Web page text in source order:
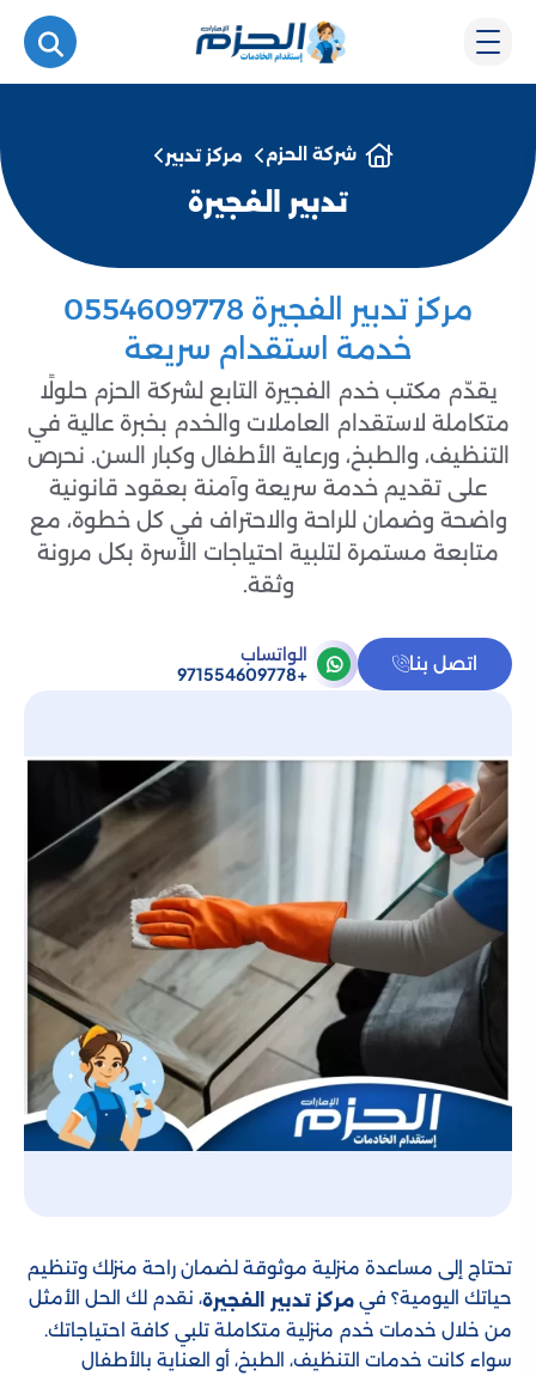
شركة الحزم مركز تدبير
تدبير الفجيرة
مركز تدبير الفجيرة 0554609778
خدمة استقدام سريعة
يقدّم مكتب خدم الفجيرة التابع لشركة الحزم حلولًا
متكاملة لاستقدام العاملات والخدم بخبرة عالية في
التنظيف، والطبخ، ورعاية الأطفال وكبار السن. نحرص
على تقديم خدمة سريعة وآمنة بعقود قانونية
واضحة وضمان للراحة والاحتراف في كل خطوة، مع
متابعة مستمرة لتلبية احتياجات الأسرة بكل مرونة
وثقة.
اتصل بنا
الواتساب
+971554609778
تحتاج إلى مساعدة منزلية موثوقة لضمان راحة منزلك وتنظيم
حياتك اليومية؟ في مركز تدبير الفجيرة، نقدم لك الحل الأمثل
من خلال خدمات خدم منزلية متكاملة تلبي كافة احتياجاتك.
سواء كانت خدمات التنظيف، الطبخ، أو العناية بالأطفال